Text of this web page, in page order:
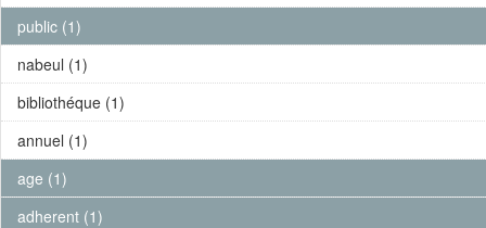
public (1)
nabeul (1)
bibliothéque (1)
annuel (1)
age (1)
adherent (1)